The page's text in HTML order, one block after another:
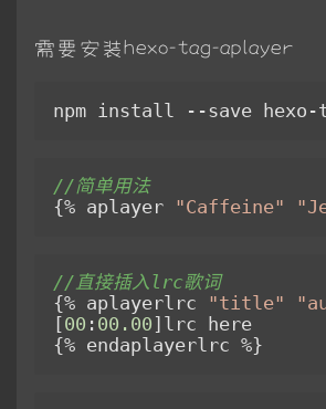
需要安装hexo-tag-aplayer
npm install --save hexo-
//简单用法
{% aplayer
"Caffeine"
//直接插入lrc歌词
{% aplayerlrc
"title"
00 : 00 .00 ]lrc here
{% endaplayerlrc %}